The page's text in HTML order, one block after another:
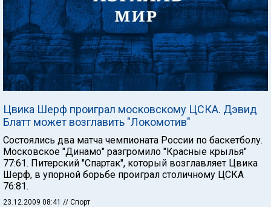
Цвика Шерф проиграл московскому ЦСКА. Дэвид
Блатт может возглавить "Локомотив"
Состоялись два матча чемпионата России по баскетболу.
Московское "Динамо" разгромило "Красные крылья"
77:61. Питерский "Спартак", который возглавляет Цвика
Шерф, в упорной борьбе проиграл столичному ЦСКА
76:81.
23.12.2009 08:41 // Спорт